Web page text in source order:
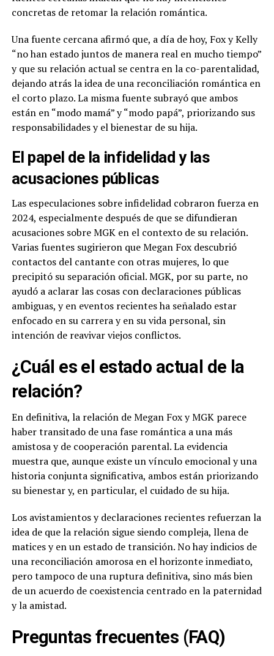
concretas de retomar la relación romántica.
Una fuente cercana afirmó que, a día de hoy, Fox y Kelly
“no han estado juntos de manera real en mucho tiempo”
y que su relación actual se centra en la co-parentalidad,
dejando atrás la idea de una reconciliación romántica en
el corto plazo. La misma fuente subrayó que ambos
están en “modo mamá” y “modo papá”, priorizando sus
responsabilidades y el bienestar de su hija.
El papel de la infidelidad y las
acusaciones públicas
Las especulaciones sobre infidelidad cobraron fuerza en
2024, especialmente después de que se difundieran
acusaciones sobre MGK en el contexto de su relación.
Varias fuentes sugirieron que Megan Fox descubrió
contactos del cantante con otras mujeres, lo que
precipitó su separación oficial. MGK, por su parte, no
ayudó a aclarar las cosas con declaraciones públicas
ambiguas, y en eventos recientes ha señalado estar
enfocado en su carrera y en su vida personal, sin
intención de reavivar viejos conflictos.
¿Cuál es el estado actual de la
relación?
En definitiva, la relación de Megan Fox y MGK parece
haber transitado de una fase romántica a una más
amistosa y de cooperación parental. La evidencia
muestra que, aunque existe un vínculo emocional y una
historia conjunta significativa, ambos están priorizando
su bienestar y, en particular, el cuidado de su hija.
Los avistamientos y declaraciones recientes refuerzan la
idea de que la relación sigue siendo compleja, llena de
matices y en un estado de transición. No hay indicios de
una reconciliación amorosa en el horizonte inmediato,
pero tampoco de una ruptura definitiva, sino más bien
de un acuerdo de coexistencia centrado en la paternidad
y la amistad.
Preguntas frecuentes (FAQ)